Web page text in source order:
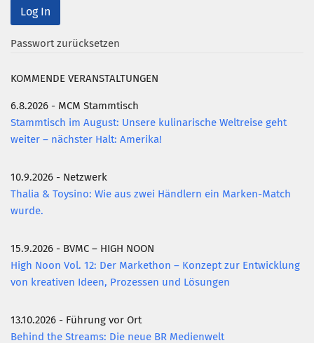
Passwort zurücksetzen
KOMMENDE VERANSTALTUNGEN
6.8.2026 - MCM Stammtisch
Stammtisch im August: Unsere kulinarische Weltreise geht
weiter – nächster Halt: Amerika!
10.9.2026 - Netzwerk
Thalia & Toysino: Wie aus zwei Händlern ein Marken-Match
wurde.
15.9.2026 - BVMC – HIGH NOON
High Noon Vol. 12: Der Markethon – Konzept zur Entwicklung
von kreativen Ideen, Prozessen und Lösungen
13.10.2026 - Führung vor Ort
Behind the Streams: Die neue BR Medienwelt